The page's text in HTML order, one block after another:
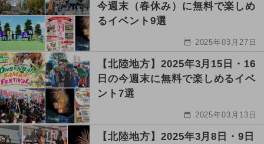
今週末（春休み）に無料で楽しめ
るイベント9選
2025年03月27日
【北陸地方】2025年3月15日・16
日の今週末に無料で楽しめるイベ
ント7選
2025年03月13日
【北陸地方】2025年3月8日・9日